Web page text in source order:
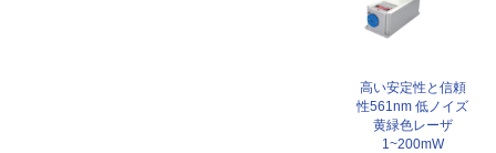
高い安定性と信頼
性561nm 低ノイズ
黄緑色レーザ
1~200mW